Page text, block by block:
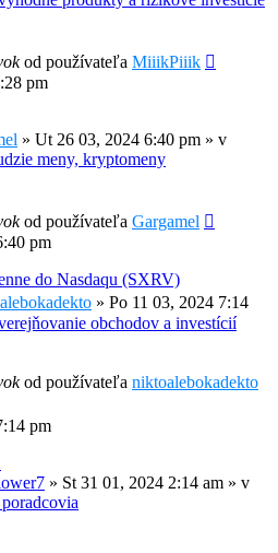
od používateľa MiiikPiiik
pm
» Ut 26 03, 2024 6:40 pm » v
meny, kryptomeny
od používateľa Gargamel
pm
do Nasdaqu (SXRV)
» Po 11 03, 2024 7:14
obchodov a investícií
od používateľa niktoalebokadekto
pm
» St 31 01, 2024 2:14 am » v